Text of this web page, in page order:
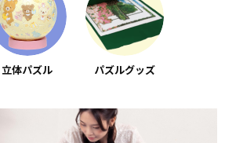
立体パズル パズルグッズ